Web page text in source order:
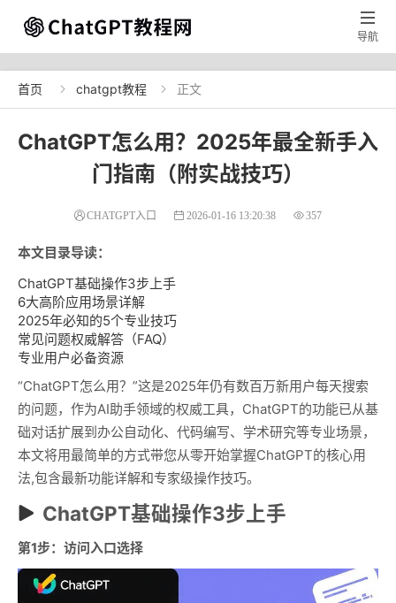

导航
首页  chatgpt教程  正文
ChatGPT怎么用？2025年最全新手入
门指南（附实战技巧）
CHATGPT入口 2026-01-16 13:20:38 357
本文目录导读：
ChatGPT基础操作3步上手
6大高阶应用场景详解
2025年必知的5个专业技巧
常见问题权威解答（FAQ）
专业用户必备资源
“ChatGPT怎么用？”这是2025年仍有数百万新用户每天搜索
的问题，作为AI助手领域的权威工具，ChatGPT的功能已从基
础对话扩展到办公自动化、代码编写、学术研究等专业场景，
本文将用最简单的方式带您从零开始掌握ChatGPT的核心用
法,包含最新功能详解和专家级操作技巧。
ChatGPT基础操作3步上手
第1步：访问入口选择